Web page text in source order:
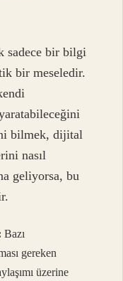
sadece bir bilgi
bir meseledir.
bilmek, dijital
nasıl
geliyorsa, bu
Bazı
gereken
üzerine